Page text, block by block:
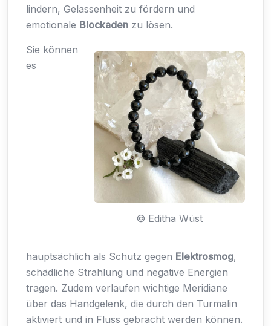
lindern, Gelassenheit zu fördern und
emotionale Blockaden zu lösen.
© Editha Wüst
Sie können
es
hauptsächlich als Schutz gegen Elektrosmog,
schädliche Strahlung und negative Energien
tragen. Zudem verlaufen wichtige Meridiane
über das Handgelenk, die durch den Turmalin
aktiviert und in Fluss gebracht werden können.